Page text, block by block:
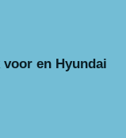
en Hyundai